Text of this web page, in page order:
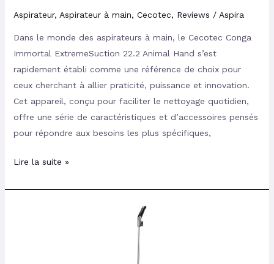
Aspirateur, Aspirateur à main, Cecotec, Reviews / Aspira
Dans le monde des aspirateurs à main, le Cecotec Conga
Immortal ExtremeSuction 22.2 Animal Hand s’est
rapidement établi comme une référence de choix pour
ceux cherchant à allier praticité, puissance et innovation.
Cet appareil, conçu pour faciliter le nettoyage quotidien,
offre une série de caractéristiques et d’accessoires pensés
pour répondre aux besoins les plus spécifiques,
Lire la suite »